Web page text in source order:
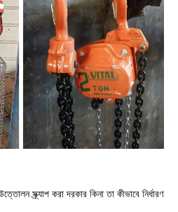
স্ক্র্যাপ করা দরকার কিনা তা কীভাবে নির্ধারণ